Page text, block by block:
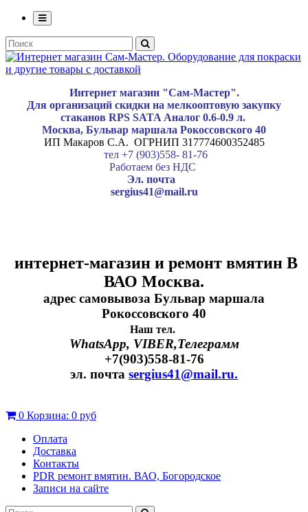
Интернет магазин "Сам-Мастер".
Для организаций скидки на мелкооптовую закупку
стаканов RPS SATA Аналог 0.6-0.9 л.
Москва, Бульвар маршала Рокоссовского 40
ИП Макаров С.А. ОГРНИП 317774600352485
тел +7 (903)558- 81-76
Работаем без НДС
Эл. почта
sergius41@mail.ru
интернет-магазин и ремонт вмятин В
ВАО Москва.
адрес самовывоза Бульвар маршала
Рокоссовского 40
Наш тел.
WhatsApp, VIBER,Телеграмм
+7(903)558-81-76
эл. почта sergius41@mail.ru.
0 Корзина: 0 руб
Оплата
Доставка
Контакты
PDR ремонт вмятин. ВАО, Богородское
Записи на сайте